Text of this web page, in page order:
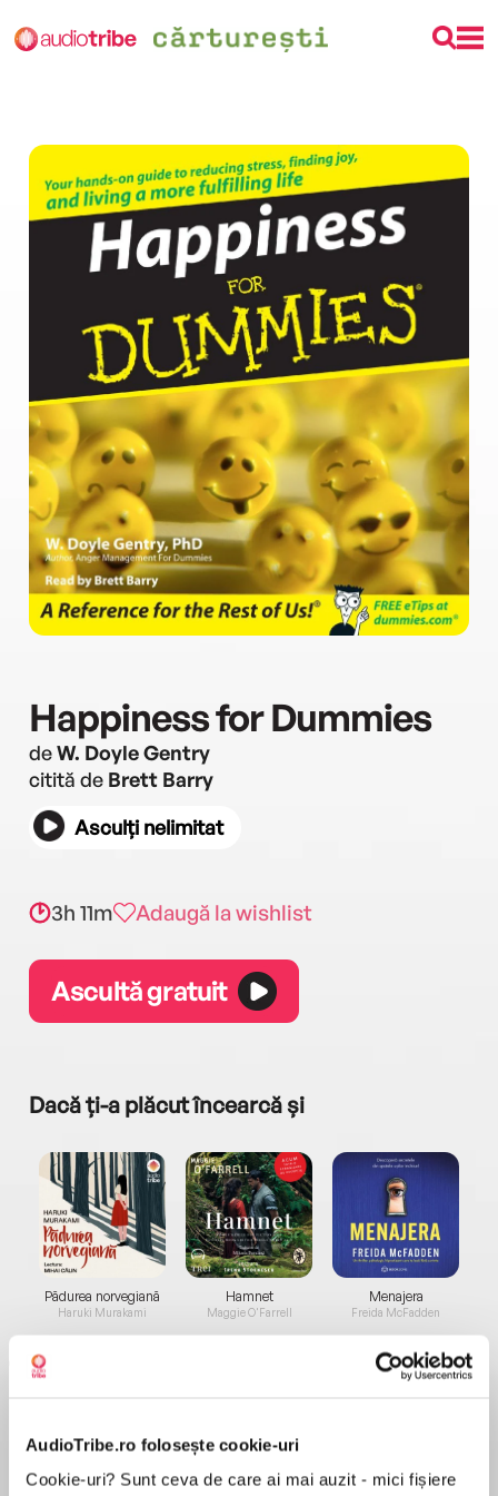
AudioTribe.ro folosește cookie-uri
Cookie-uri? Sunt ceva de care ai mai auzit - mici fișiere
Happiness for Dummies
deW. Doyle Gentry
citită de Brett Barry
Asculți nelimitat
3h 11m Adaugă la wishlist
Ascultă gratuit
Dacă ți-a plăcut încearcă și
Pădurea norvegiană
Haruki Murakami
Hamnet
Maggie O'Farrell
Menajera
Freida McFadden